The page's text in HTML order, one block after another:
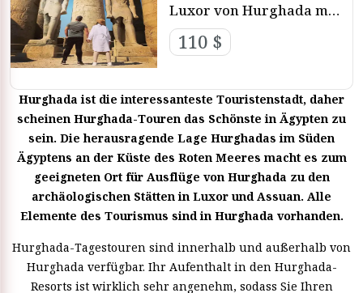
Luxor von Hurghada mit
dem Auto
110 $
Hurghada ist die interessanteste Touristenstadt, daher
scheinen Hurghada-Touren das Schönste in Ägypten zu
sein. Die herausragende Lage Hurghadas im Süden
Ägyptens an der Küste des Roten Meeres macht es zum
geeigneten Ort für Ausflüge von Hurghada zu den
archäologischen Stätten in Luxor und Assuan. Alle
Elemente des Tourismus sind in Hurghada vorhanden.
Hurghada-Tagestouren sind innerhalb und außerhalb von
Hurghada verfügbar. Ihr Aufenthalt in den Hurghada-
Resorts ist wirklich sehr angenehm, sodass Sie Ihren